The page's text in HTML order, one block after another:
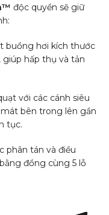
độc quyền sẽ giữ
buồng hơi kích thước
giúp hấp thụ và tản
với các cánh siêu
bên trong lên gần
tục.
phân tán và điều
đồng cùng 5 lỗ